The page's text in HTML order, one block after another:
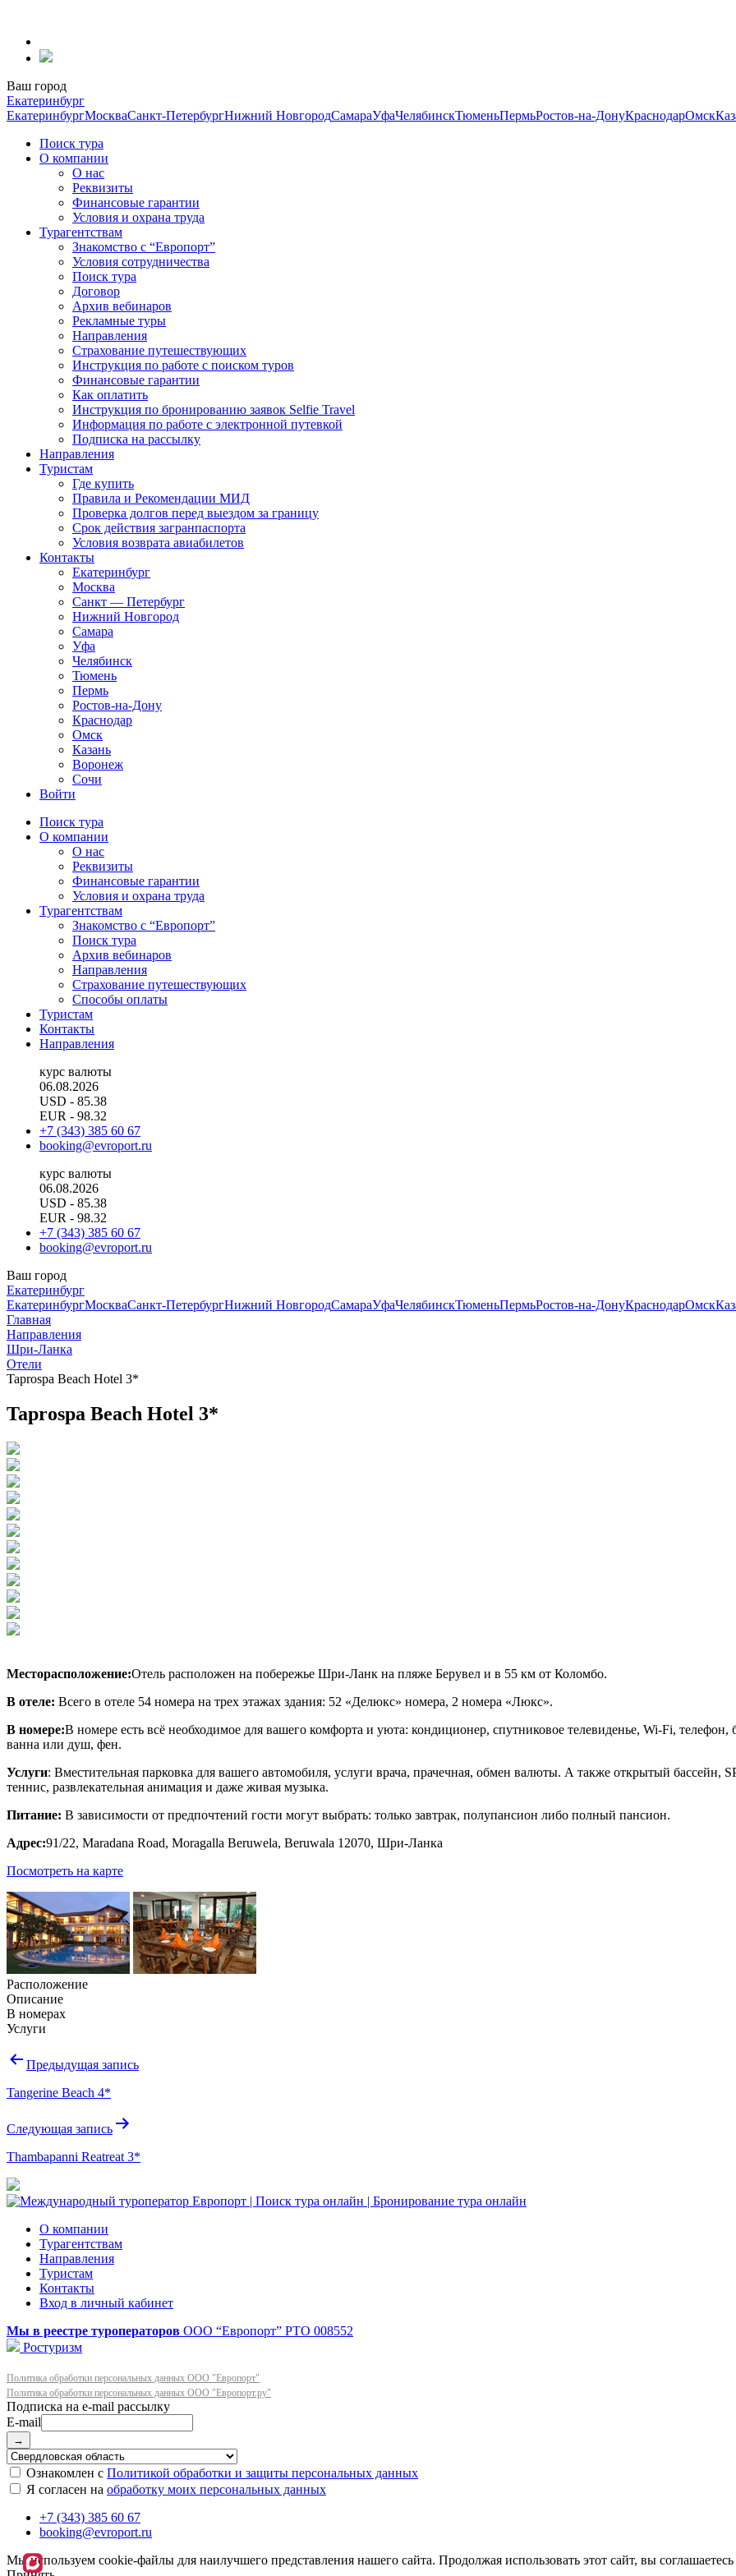
содержанию
Ваш город
Екатеринбург
ЕкатеринбургМоскваСанкт-ПетербургНижний НовгородСамараУфаЧелябинскТюменьПермьРостов-на-ДонуКраснодарОмск
Поиск тура
О компании
О нас
Реквизиты
Финансовые гарантии
Условия и охрана труда
Турагентствам
Знакомство с “Европорт”
Условия сотрудничества
Поиск тура
Договор
Архив вебинаров
Рекламные туры
Направления
Страхование путешествующих
Инструкция по работе с поиском туров
Финансовые гарантии
Как оплатить
Инструкция по бронированию заявок Selfie Travel
Информация по работе с электронной путевкой
Подписка на рассылку
Направления
Туристам
Где купить
Правила и Рекомендации МИД
Проверка долгов перед выездом за границу
Срок действия загранпаспорта
Условия возврата авиабилетов
Контакты
Екатеринбург
Москва
Санкт — Петербург
Нижний Новгород
Самара
Уфа
Челябинск
Тюмень
Пермь
Ростов-на-Дону
Краснодар
Омск
Казань
Воронеж
Сочи
Войти
Поиск тура
О компании
О нас
Реквизиты
Финансовые гарантии
Условия и охрана труда
Турагентствам
Знакомство с “Европорт”
Поиск тура
Архив вебинаров
Направления
Страхование путешествующих
Способы оплаты
Туристам
Контакты
Направления
курс валюты
06.08.2026
USD - 85.38
EUR - 98.32
+7 (343) 385 60 67
booking@evroport.ru
курс валюты
06.08.2026
USD - 85.38
EUR - 98.32
+7 (343) 385 60 67
booking@evroport.ru
Ваш город
Екатеринбург
ЕкатеринбургМоскваСанкт-ПетербургНижний НовгородСамараУфаЧелябинскТюменьПермьРостов-на-ДонуКраснодарОмск
Главная
Направления
Шри-Ланка
Отели
Taprospa Beach Hotel 3*
Taprospa Beach Hotel 3*
Месторасположение:Отель расположен на побережье Шри-Ланк на пляже Берувел и в 55 км от Коломбо.
В отеле: Всего в отеле 54 номера на трех этажах здания: 52 «Делюкс» номера, 2 номера «Люкс».
В номере:В номере есть всё необходимое для вашего комфорта и уюта: кондиционер, спутниковое телевиденье, Wi-Fi,
ванна или душ, фен.
Услуги: Вместительная парковка для вашего автомобиля, услуги врача, прачечная, обмен валюты. А также открытый бассейн,
теннис, развлекательная анимация и даже живая музыка.
Питание: В зависимости от предпочтений гости могут выбрать: только завтрак, полупансион либо полный пансион.
Адрес:91/22, Maradana Road, Moragalla Beruwela, Beruwala 12070, Шри-Ланка
Посмотреть на карте
Расположение
Описание
В номерах
Услуги
Навигация
записям
Предыдущая запись
Tangerine Beach 4*
Следующая запись
Thambapanni Reatreat 3*
О компании
Турагентствам
Направления
Туристам
Контакты
Вход в личный кабинет
Мы в реестре туроператоров ООО “Европорт” РТО 008552
Ростуризм
Политика обработки персональных данных ООО "Европорт"
Политика обработки персональных данных ООО "Европорт.ру"
E-mail
→
Ознакомлен с Политикой обработки и защиты персональных данных
Я согласен на обработку моих персональных данных
+7 (343) 385 60 67
booking@evroport.ru
Мы используем cookie-файлы для наилучшего представления нашего сайта. Продолжая использовать этот сайт, вы